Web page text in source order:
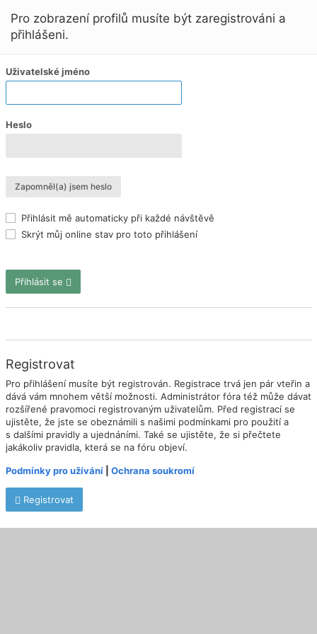
Pro zobrazení profilů musíte být zaregistrováni a
přihlášeni.
Uživatelské jméno
Heslo
Zapomněl(a) jsem heslo
Přihlásit mě automaticky při každé návštěvě
Skrýt můj online stav pro toto přihlášení
Přihlásit se
Registrovat
Pro přihlášení musíte být registrován. Registrace trvá jen pár vteřin a
dává vám mnohem větší možnosti. Administrátor fóra též může dávat
rozšířené pravomoci registrovaným uživatelům. Před registrací se
ujistěte, že jste se obeznámili s našimi podmínkami pro použití a
s dalšími pravidly a ujednáními. Také se ujistěte, že si přečtete
jakákoliv pravidla, která se na fóru objeví.
Podmínky pro užívání Ochrana soukromí
Registrovat